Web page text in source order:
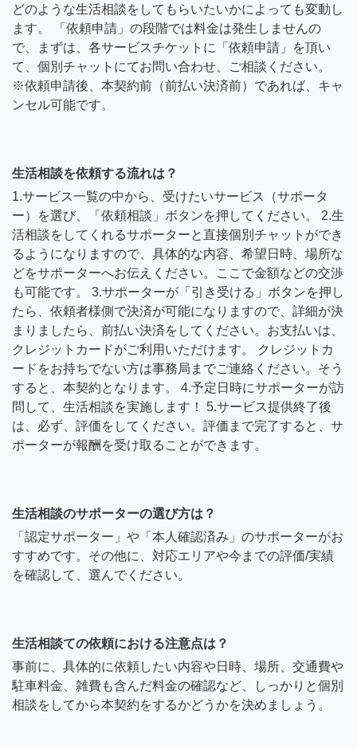
どのような生活相談をしてもらいたいかによっても変動し
ます。 「依頼申請」の段階では料金は発生しませんの
で、まずは、各サービスチケットに「依頼申請」を頂い
て、個別チャットにてお問い合わせ、ご相談ください。
※依頼申請後、本契約前（前払い決済前）であれば、キャ
ンセル可能です。
生活相談を依頼する流れは？
1.サービス一覧の中から、受けたいサービス（サポータ
ー）を選び、「依頼相談」ボタンを押してください。 2.生
活相談をしてくれるサポーターと直接個別チャットができ
るようになりますので、具体的な内容、希望日時、場所な
どをサポーターへお伝えください。ここで金額などの交渉
も可能です。 3.サポーターが「引き受ける」ボタンを押し
たら、依頼者様側で決済が可能になりますので、詳細が決
まりましたら、前払い決済をしてください。お支払いは、
クレジットカードがご利用いただけます。 クレジットカ
ードをお持ちでない方は事務局までご連絡ください。そう
すると、本契約となります。 4.予定日時にサポーターが訪
問して、生活相談を実施します！ 5.サービス提供終了後
は、必ず、評価をしてください。評価まで完了すると、サ
ポーターが報酬を受け取ることができます。
生活相談のサポーターの選び方は？
「認定サポーター」や「本人確認済み」のサポーターがお
すすめです。その他に、対応エリアや今までの評価/実績
を確認して、選んでください。
生活相談ての依頼における注意点は？
事前に、具体的に依頼したい内容や日時、場所、交通費や
駐車料金、雑費も含んだ料金の確認など、しっかりと個別
相談をしてから本契約をするかどうかを決めましょう。